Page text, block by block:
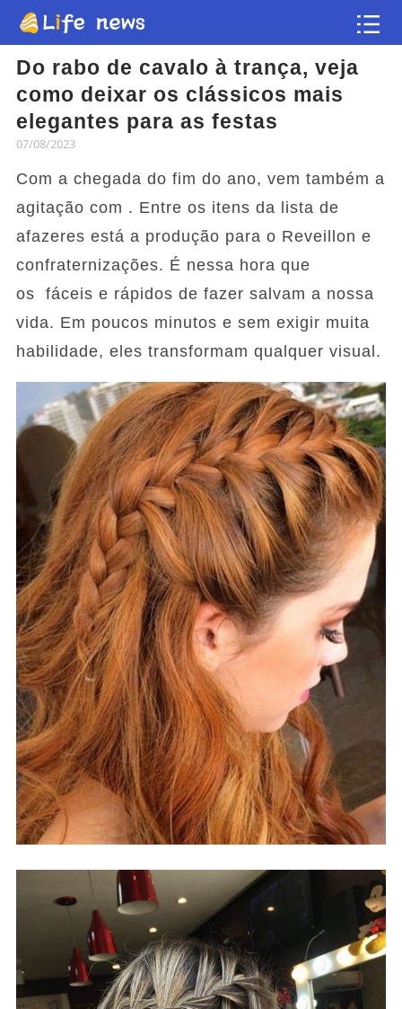
Do rabo de cavalo à trança, veja
como deixar os clássicos mais
elegantes para as festas
07/08/2023
Com a chegada do fim do ano, vem também a
agitação com . Entre os itens da lista de
afazeres está a produção para o Reveillon e
confraternizações. É nessa hora que
os fáceis e rápidos de fazer salvam a nossa
vida. Em poucos minutos e sem exigir muita
habilidade, eles transformam qualquer visual.
Artigo
Vídeos
Flash news